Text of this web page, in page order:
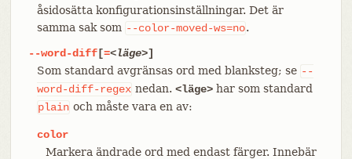
åsidosätta konfigurationsinställningar. Det är
samma sak som --color-moved-ws=no.
--word-diff[=<läge>]
Som standard avgränsas ord med blanksteg; se --
word-diff-regex nedan. <läge>har som standard
plain och måste vara en av:
color
Markera ändrade ord med endast färger. Innebär